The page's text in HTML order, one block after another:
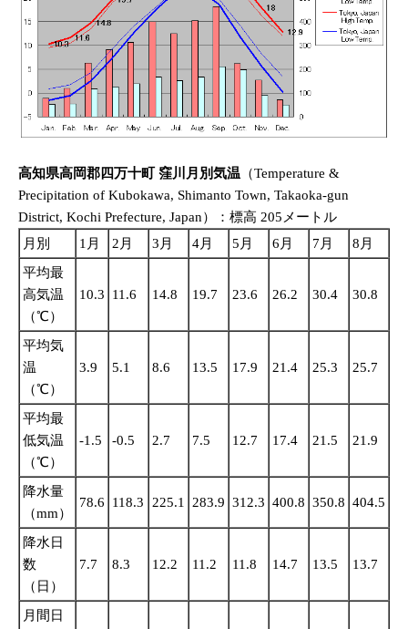
高知県高岡郡四万十町 窪川月別気温 （Temperature &
Precipitation of Kubokawa, Shimanto Town, Takaoka-gun
District, Kochi Prefecture, Japan）：標高 205メートル
月別
1月 2月 3月 4月 5月 6月 7月 8月
平均最
高気温
（℃）
10.3 11.6 14.8 19.7 23.6 26.2 30.4 30.8
平均気
温
（℃）
3.9 5.1 8.6 13.5 17.9 21.4 25.3 25.7
平均最
低気温
（℃）
-1.5 -0.5 2.7 7.5 12.7 17.4 21.5 21.9
降水量
（mm）
78.6 118.3 225.1 283.9 312.3 400.8 350.8 404.5
降水日
数
（日）
7.7 8.3 12.2 11.2 11.8 14.7 13.5 13.7
月間日